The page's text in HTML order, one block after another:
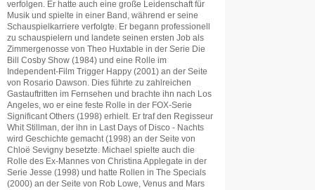
verfolgen. Er hatte auch eine große Leidenschaft für
Musik und spielte in einer Band, während er seine
Schauspielkarriere verfolgte. Er begann professionell
zu schauspielern und landete seinen ersten Job als
Zimmergenosse von Theo Huxtable in der Serie Die
Bill Cosby Show (1984) und eine Rolle im
Independent-Film Trigger Happy (2001) an der Seite
von Rosario Dawson. Dies führte zu zahlreichen
Gastauftritten im Fernsehen und brachte ihn nach Los
Angeles, wo er eine feste Rolle in der FOX-Serie
Significant Others (1998) erhielt. Er traf den Regisseur
Whit Stillman, der ihn in Last Days of Disco - Nachts
wird Geschichte gemacht (1998) an der Seite von
Chloë Sevigny besetzte. Michael spielte auch die
Rolle des Ex-Mannes von Christina Applegate in der
Serie Jesse (1998) und hatte Rollen in The Specials
(2000) an der Seite von Rob Lowe, Venus and Mars